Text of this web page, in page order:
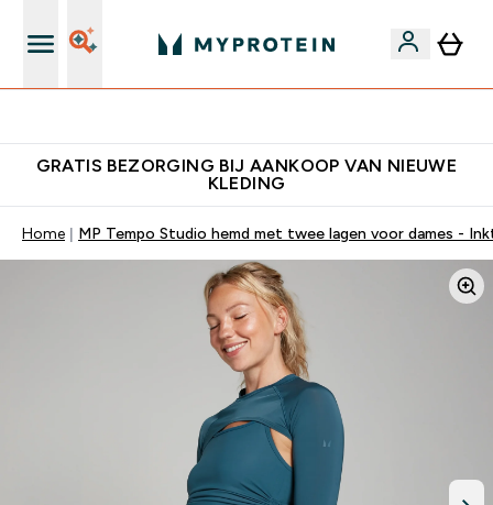
GRATIS BEZORGING BIJ AANKOOP VAN NIEUWE
KLEDING
Home MP Tempo Studio hemd met twee lagen voor dames -